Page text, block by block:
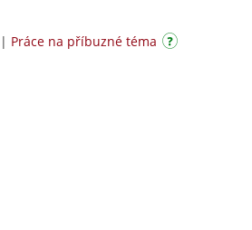
| Práce na příbuzné téma